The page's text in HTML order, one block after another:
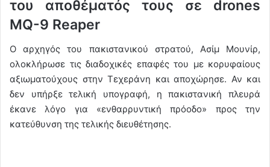
του αποθέματός τους σε drones
MQ-9 Reaper
Ο αρχηγός του πακιστανικού στρατού, Ασίμ Μουνίρ,
ολοκλήρωσε τις διαδοχικές επαφές του με κορυφαίους
αξιωματούχους στην Τεχεράνη και αποχώρησε. Αν και
δεν υπήρξε τελική υπογραφή, η πακιστανική πλευρά
έκανε λόγο για «ενθαρρυντική πρόοδο» προς την
κατεύθυνση της τελικής διευθέτησης.